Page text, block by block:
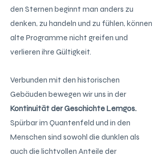
den Sternen beginnt man anders zu
denken, zu handeln und zu fühlen, können
alte Programme nicht greifen und
verlieren ihre Gültigkeit.
Verbunden mit den historischen
Gebäuden bewegen wir uns in der
Kontinuität der Geschichte Lemgos.
Spürbar im Quantenfeld und in den
Menschen sind sowohl die dunklen als
auch die lichtvollen Anteile der